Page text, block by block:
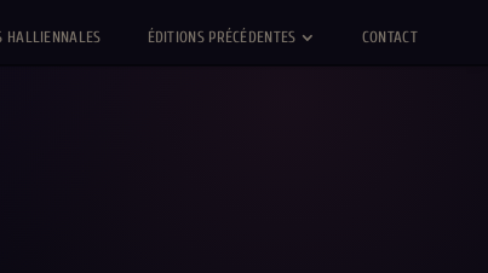
HALLIENNALES ÉDITIONS PRÉCÉDENTES CONTACT